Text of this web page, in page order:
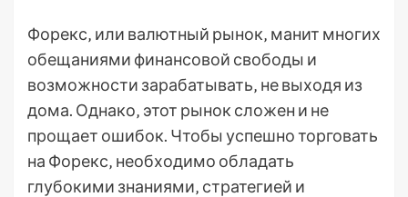
Форекс‚ или валютный рынок‚ манит многих
обещаниями финансовой свободы и
возможности зарабатывать‚ не выходя из
дома. Однако‚ этот рынок сложен и не
прощает ошибок. Чтобы успешно торговать
на Форекс‚ необходимо обладать
глубокими знаниями‚ стратегией и